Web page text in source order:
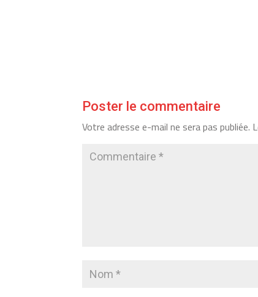
Poster le commentaire
Votre adresse e-mail ne sera pas publiée.